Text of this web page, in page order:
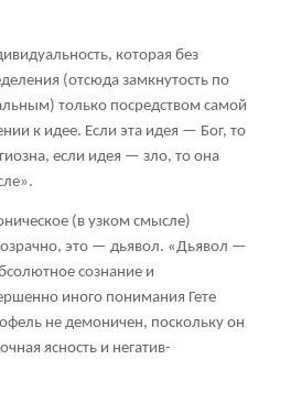
которая без
(отсюда замкнутость по
только посредством самой
к идее. Если эта идея — Бог, то
если идея — зло, то она
(в узком смысле)
это — дьявол. «Дьявол —
сознание и
иного понимания Гете
не демоничен, поскольку он
ясность и негатив-